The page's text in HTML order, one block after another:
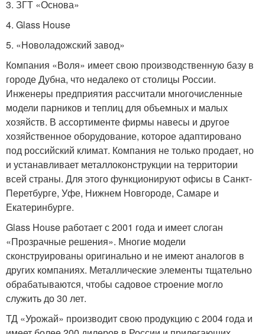
3. ЗГТ «Основа»
4. Glass House
5. «Новоладожский завод»
Компания «Воля» имеет свою производственную базу в
городе Дубна, что недалеко от столицы России.
Инженеры предприятия рассчитали многочисленные
модели парников и теплиц для объемных и малых
хозяйств. В ассортименте фирмы навесы и другое
хозяйственное оборудование, которое адаптировано
под российский климат. Компания не только продает, но
и устанавливает металлоконструкции на территории
всей страны. Для этого функционируют офисы в Санкт-
Перетбурге, Уфе, Нижнем Новгороде, Самаре и
Екатеринбурге.
Glass House работает с 2001 года и имеет слоган
«Прозрачные решения». Многие модели
сконструированы оригинально и не имеют аналогов в
других компаниях. Металлические элементы тщательно
обрабатываются, чтобы садовое строение могло
служить до 30 лет.
ТД «Урожай» производит свою продукцию с 2004 года и